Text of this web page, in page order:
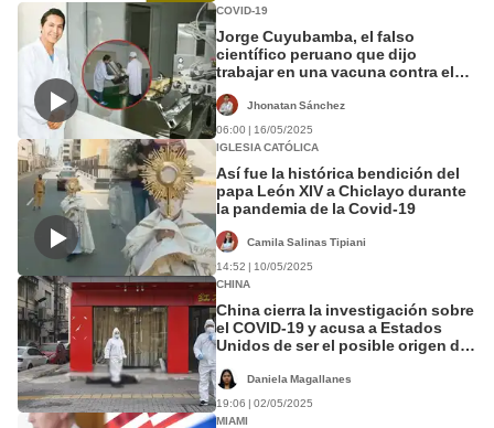
COVID-19
Jorge Cuyubamba, el falso
científico peruano que dijo
trabajar en una vacuna contra el
inventó 2 virus letales
Jhonatan Sánchez
06:00 | 16/05/2025
IGLESIA CATÓLICA
Así fue la histórica bendición del
papa León XIV a Chiclayo durante
la pandemia de la Covid-19
Camila Salinas Tipiani
14:52 | 10/05/2025
CHINA
China cierra la investigación sobre
el COVID-19 y acusa a Estados
Unidos de ser el posible origen del
Daniela Magallanes
19:06 | 02/05/2025
MIAMI